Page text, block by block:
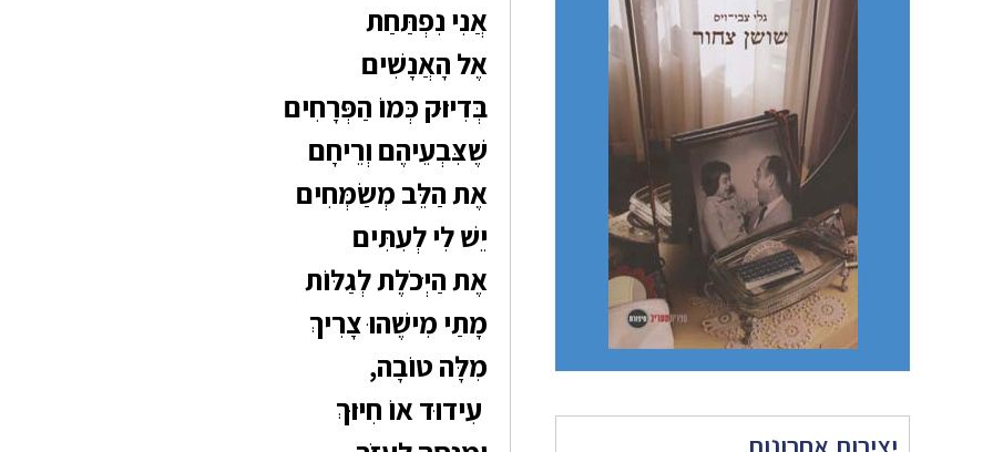
אֲנִי נִפְתַּחַת
אֶל הָאֲנָשִׁים
בְּדִיּוּק כְּמוֹ הַפְּרָחִים
שֶׁצִּבְעֵיהֶם וְרֵיחָם
אֶת הַלֵּב מְשַׂמְּחִים
יֵשׁ לִי לְעִתִּים
אֶת הַיְּכֹלֶת לְגַלּוֹת
מָתַי מִישֶׁהוּ צָרִיךְ
מִלָּה טוֹבָה,
עִידוּד אוֹ חִיּוּךְ